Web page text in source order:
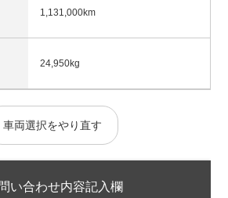
1,131,000km
24,950kg
車両選択をやり直す
い合わせ内容記入欄